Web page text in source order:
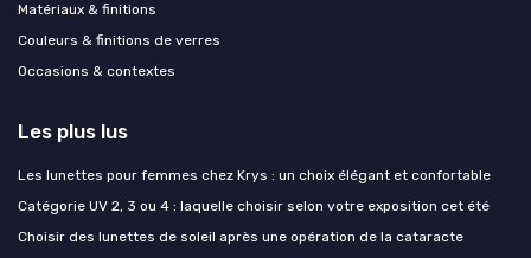
Matériaux & finitions
Couleurs & finitions de verres
Occasions & contextes
Les plus lus
Les lunettes pour femmes chez Krys : un choix élégant et confortable
Catégorie UV 2, 3 ou 4 : laquelle choisir selon votre exposition cet été
Choisir des lunettes de soleil après une opération de la cataracte